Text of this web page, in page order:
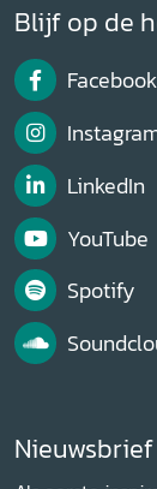
Blijf op de
Facebook
LinkedIn
YouTube
Spotify
Nieuwsbrief